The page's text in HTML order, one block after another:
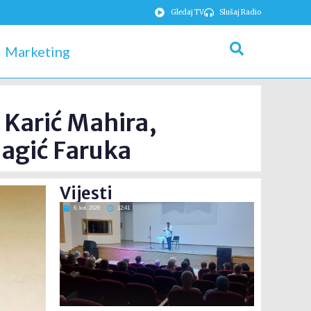
Gledaj TV Slušaj Radio
Marketing
Mahira,
Faruka
Vijesti
6. kol. 2026 12:41